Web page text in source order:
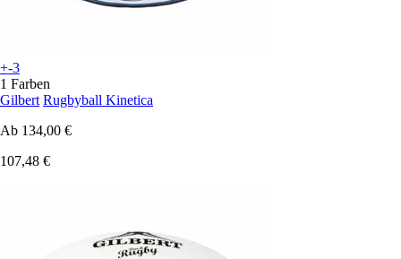
+-3
1 Farben
Gilbert Rugbyball Kinetica
Ab 134,00 €
107,48 €